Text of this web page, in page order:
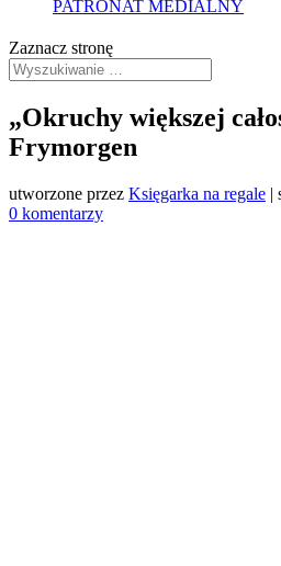
PATRONAT MEDIALNY
Zaznacz stronę
„Okruchy większej
Frymorgen
utworzone przez Księgarka na regale |
0 komentarzy